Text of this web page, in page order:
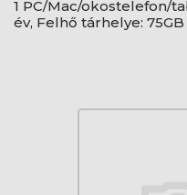
1 PC/Mac/okostelefon/
év, Felhő tárhelye: 75GB